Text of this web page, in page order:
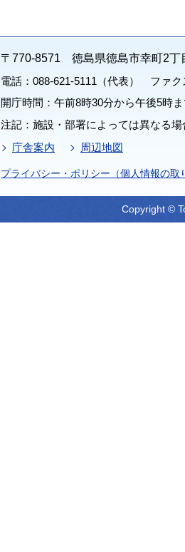
〒770-8571 徳島県徳島市幸町2丁
電話：088-621-5111（代表） ファク
開庁時間：午前8時30分から午後5時
注記：施設・部署によっては異なる
庁舎案内
周辺地図
プライバシー・ポリシー（個人情報の取
Copyright ©